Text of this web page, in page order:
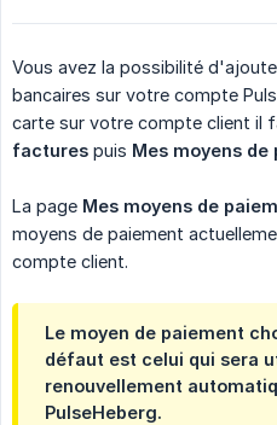
Vous avez la possibilité
bancaires sur votre compte
carte sur votre compte client il
factures puis Mes moyens de
La page Mes moyens de
moyens de paiement
compte client.
Le moyen de paiement
défaut est celui qui sera
renouvellement
PulseHeberg.